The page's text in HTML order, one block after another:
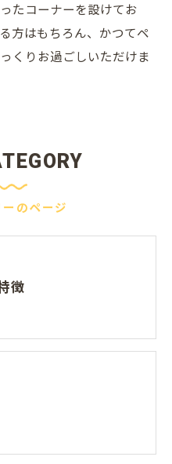
たコーナーを設けてお
方はもちろん、かつてペ
くりお過ごしいただけま
ーのページ
徴